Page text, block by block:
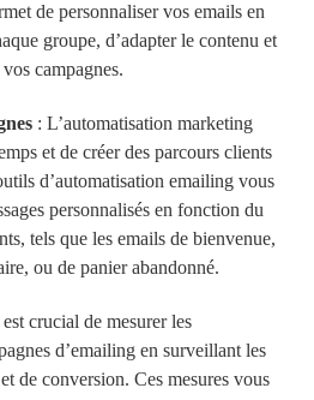
de personnaliser vos emails en
groupe, d’adapter le contenu et
campagnes.
: L’automatisation marketing
et de créer des parcours clients
d’automatisation emailing vous
personnalisés en fonction du
tels que les emails de bienvenue,
ou de panier abandonné.
crucial de mesurer les
d’emailing en surveillant les
de conversion. Ces mesures vous